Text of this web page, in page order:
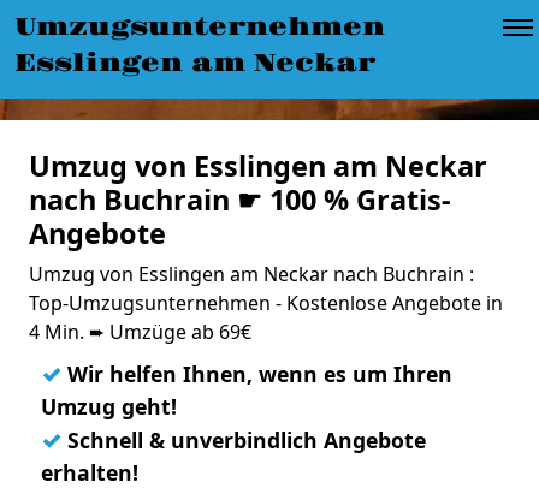
Umzugsunternehmen
Esslingen am Neckar
Umzug von Esslingen am Neckar
nach Buchrain ☛ 100 % Gratis-
Angebote
Umzug von Esslingen am Neckar nach Buchrain :
Top-Umzugsunternehmen - Kostenlose Angebote in
4 Min. ➨ Umzüge ab 69€
✓ Wir helfen Ihnen, wenn es um Ihren
Umzug geht!
✓ Schnell & unverbindlich Angebote
erhalten!